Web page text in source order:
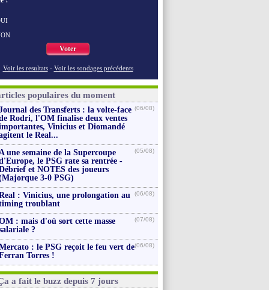
Voter
Voir les resultats - Voir les sondages précédents
populaires du moment
des Transferts : la volte-face
Rodri, l'OM finalise deux ventes
Vinicius et Diomandé
le Real...
(06/08)
une semaine de la Supercoupe
le PSG rate sa rentrée -
et NOTES des joueurs
3-0 PSG)
(05/08)
: Vinicius, une prolongation au
troublant
(06/08)
: mais d'où sort cette masse
?
(07/08)
: le PSG reçoit le feu vert de
Torres !
(06/08)
a fait le buzz depuis 7 jours